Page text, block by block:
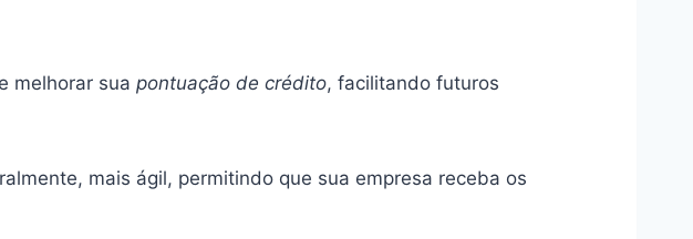
melhorar sua pontuação de crédito, facilitando futuros
mais ágil, permitindo que sua empresa receba os